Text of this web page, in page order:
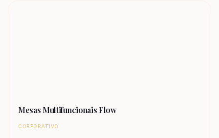
Mesas Multifuncionais Flow
CORPORATIVO